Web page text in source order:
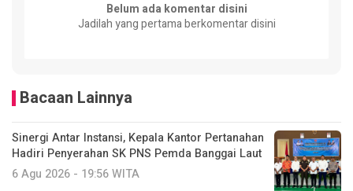
Belum ada komentar disini
Jadilah yang pertama berkomentar disini
Bacaan Lainnya
Sinergi Antar Instansi, Kepala Kantor Pertanahan
Hadiri Penyerahan SK PNS Pemda Banggai Laut
6 Agu 2026 - 19:56 WITA